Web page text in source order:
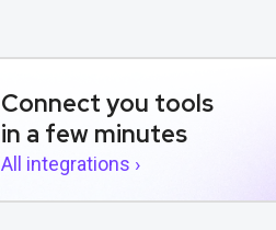
Connect you tools
in a few minutes
All integrations ›